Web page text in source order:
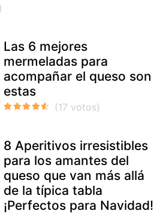
Las 6 mejores
mermeladas para
acompañar el queso son
estas
8 Aperitivos irresistibles
para los amantes del
queso que van más allá
de la típica tabla
¡Perfectos para Navidad!